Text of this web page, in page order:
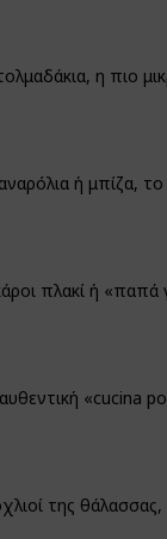
η πιο
ή μπίζα,
πλακί ή «παπά
«cucina
της